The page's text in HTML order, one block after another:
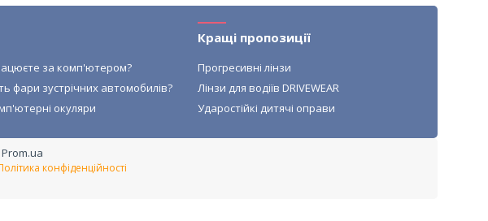
за комп'ютером?
фари зустрічних автомобилів?
окуляри
Кращі пропозиції
Прогресивні лінзи
Лінзи для водіїв DRIVEWEAR
Ударостійкі дитячі оправи
Prom.ua
конфіденційності